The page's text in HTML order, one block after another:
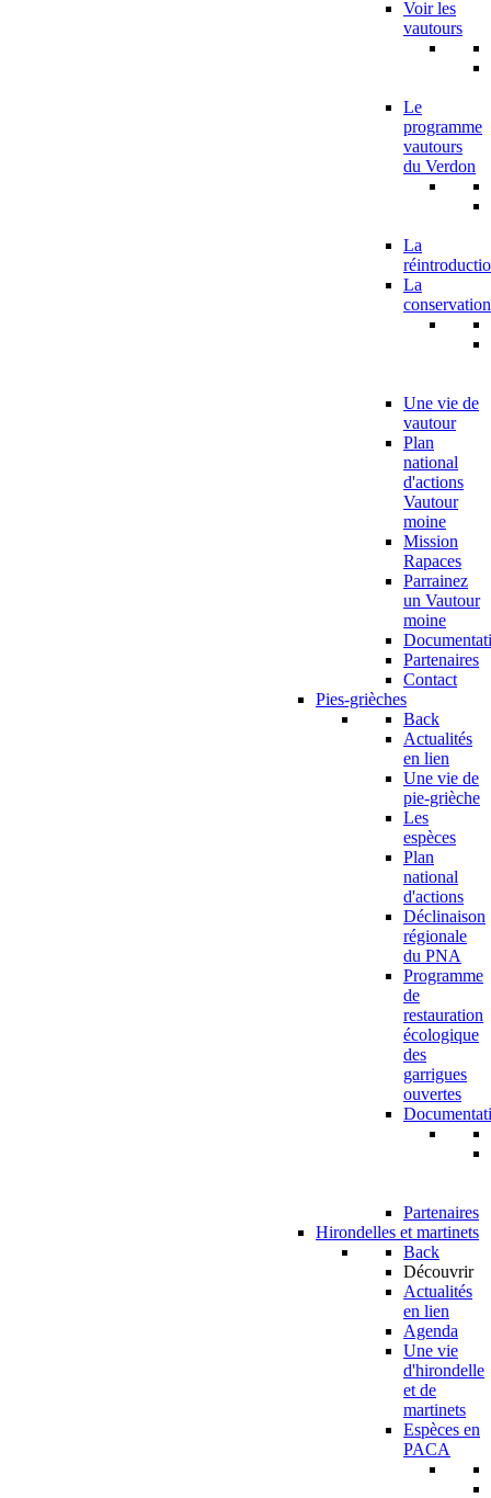
Voir les
vautours
Le
programme
vautours
du Verdon
La
La
conservation
Une vie de
vautour
Plan
national
d'actions
Vautour
moine
Mission
Rapaces
Parrainez
un Vautour
moine
Partenaires
Contact
Pies-grièches
Back
Actualités
en lien
Une vie de
pie-grièche
Les
espèces
Plan
national
d'actions
Déclinaison
régionale
du PNA
Programme
de
restauration
écologique
des
garrigues
ouvertes
Partenaires
Hirondelles et martinets
Back
Découvrir
Actualités
en lien
Agenda
Une vie
d'hirondelle
et de
martinets
Espèces en
PACA